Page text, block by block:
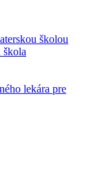
školou
škola
lekára pre